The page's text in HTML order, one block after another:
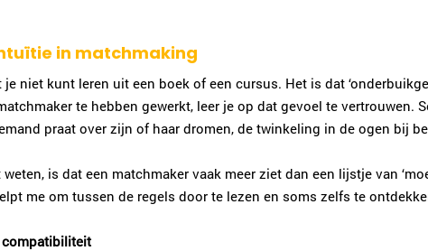
in matchmaking
niet kunt leren uit een boek of een cursus. Het is dat
te hebben gewerkt, leer je op dat gevoel te
praat over zijn of haar dromen, de twinkeling in de ogen bij
is dat een matchmaker vaak meer ziet dan een lijstje van
me om tussen de regels door te lezen en soms zelfs te